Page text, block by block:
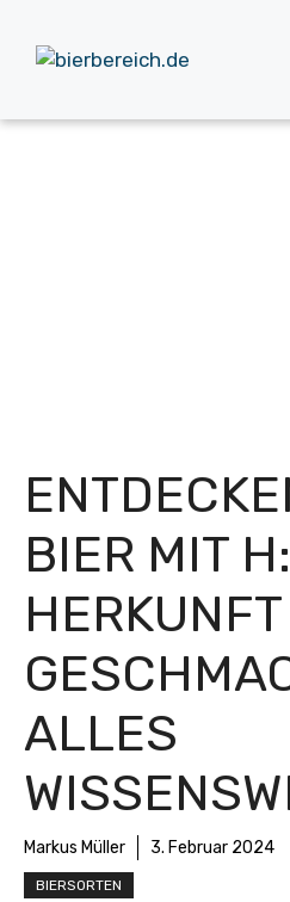
Inhalt
springen
BIER MIT
ALLES
Markus Müller 3. Februar 2024
BIERSORTEN